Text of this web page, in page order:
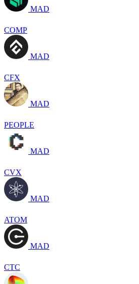
MAD
COMP
MAD
CFX
MAD
PEOPLE
MAD
CVX
MAD
ATOM
MAD
CTC